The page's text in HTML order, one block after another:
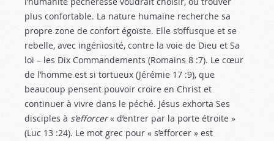
plus confortable. La nature humaine recherche sa
propre zone de confort égoïste. Elle s’offusque et se
rebelle, avec ingéniosité, contre la voie de Dieu et Sa
loi – les Dix Commandements (Romains 8 :7). Le cœur
de l’homme est si tortueux (Jérémie 17 :9), que
beaucoup pensent pouvoir croire en Christ et
continuer à vivre dans le péché. Jésus exhorta Ses
disciples à s’efforcer« d’entrer par la porte étroite »
(Luc 13 :24). Le mot grec pour « s’efforcer » est